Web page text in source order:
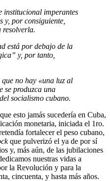
institucional imperantes
y, por consiguiente,
resolverla.
está por debajo de la
y, por tanto,
que no hay «una luz al
se produzca una
socialismo cubano.
esto jamás sucedería en Cuba,
monetaria, iniciada el 1ro.
fortalecer el peso cu­bano,
que pulverizó el ya de por sí
y, más aún, de las jubilaciones
nuestras vidas a
la Revolución y para la
cincuenta, y hasta más años.